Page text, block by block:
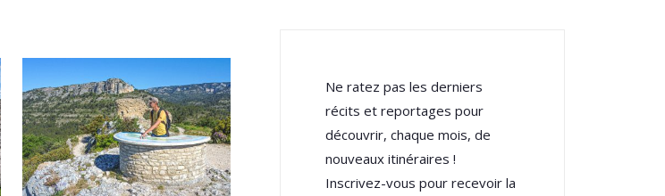
Ne ratez pas les derniers
récits et reportages pour
découvrir, chaque mois, de
nouveaux itinéraires !
Inscrivez-vous pour recevoir la